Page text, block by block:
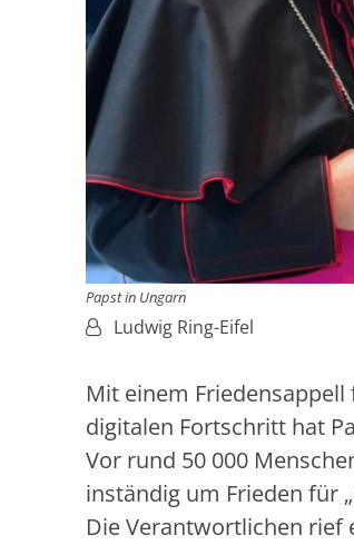
Papst in Ungarn
Von:Ludwig Ring-Eifel
Mit einem
digitalen Fortschritt hat
Vor rund 50 000
inständig um Frieden für
Die Verantwortlichen rief